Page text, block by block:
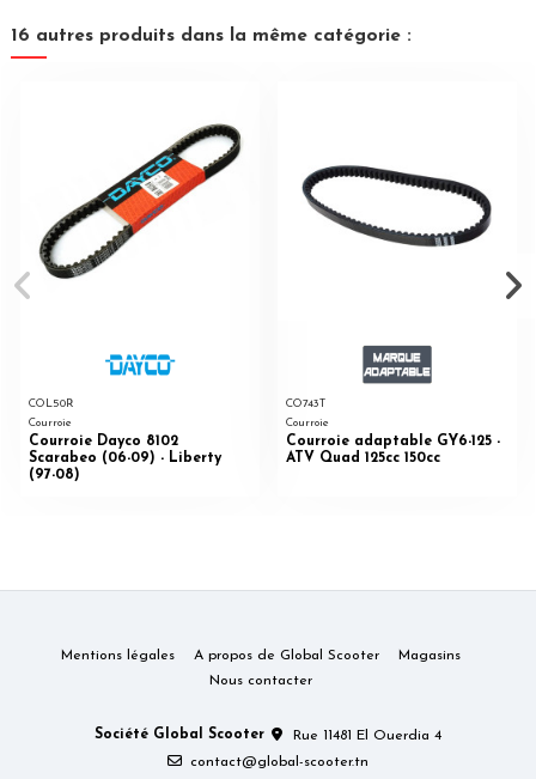
16 autres produits dans la même catégorie :
COL50R
Courroie
Courroie Dayco 8102
Scarabeo (06-09) - Liberty
(97-08)
CO743T
Courroie
Courroie adaptable GY6-125 -
ATV Quad 125cc 150cc
Mentions légales A propos de Global Scooter
Magasins
Nous contacter
Société Global Scooter
Rue 11481 El Ouerdia 4
contact@global-scooter.tn